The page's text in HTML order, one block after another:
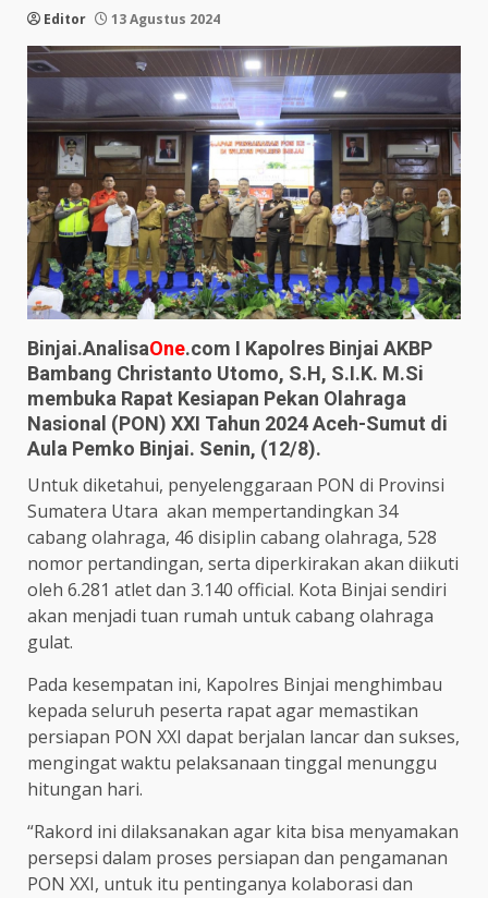
Editor 13 Agustus 2024
Binjai.AnalisaOne.com I Kapolres Binjai AKBP
Bambang Christanto Utomo, S.H, S.I.K. M.Si
membuka Rapat Kesiapan Pekan Olahraga
Nasional (PON) XXI Tahun 2024 Aceh-Sumut di
Aula Pemko Binjai. Senin, (12/8).
Untuk diketahui, penyelenggaraan PON di Provinsi
Sumatera Utara akan mempertandingkan 34
cabang olahraga, 46 disiplin cabang olahraga, 528
nomor pertandingan, serta diperkirakan akan diikuti
oleh 6.281 atlet dan 3.140 official. Kota Binjai sendiri
akan menjadi tuan rumah untuk cabang olahraga
gulat.
Pada kesempatan ini, Kapolres Binjai menghimbau
kepada seluruh peserta rapat agar memastikan
persiapan PON XXI dapat berjalan lancar dan sukses,
mengingat waktu pelaksanaan tinggal menunggu
hitungan hari.
“Rakord ini dilaksanakan agar kita bisa menyamakan
persepsi dalam proses persiapan dan pengamanan
PON XXI, untuk itu pentinganya kolaborasi dan